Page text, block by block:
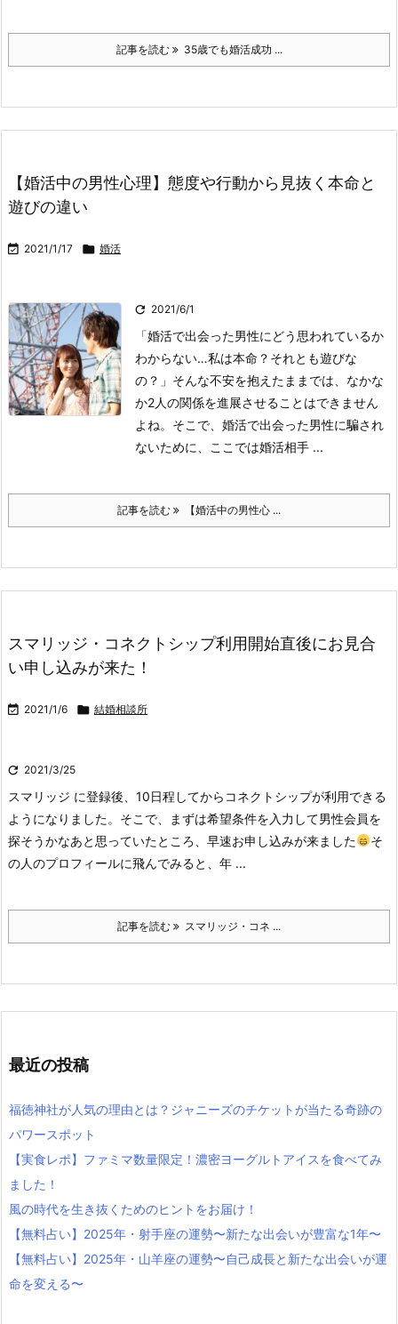
記事を読む 35歳でも婚活成功 ...
【婚活中の男性心理】態度や行動から見抜く本命と
遊びの違い
 2021/1/17  婚活
 2021/6/1
「婚活で出会った男性にどう思われているか
わからない…私は本命？それとも遊びな
の？」 そんな不安を抱えたままでは、なかな
か2人の関係を進展させることはできません
よね。そこで、婚活で出会った男性に騙され
ないために、ここでは婚活相手 ...
記事を読む 【婚活中の男性心 ...
スマリッジ・コネクトシップ利用開始直後にお見合
い申し込みが来た！
 2021/1/6  結婚相談所
 2021/3/25
スマリッジ に登録後、10日程してからコネクトシップが利用できる
ようになりました。そこで、まずは希望条件を入力して男性会員を
探そうかなあと思っていたところ、早速お申し込みが来ました
そ
の人のプロフィールに飛んでみると、年 ...
記事を読む スマリッジ・コネ ...
最近の投稿
福徳神社が人気の理由とは？ジャニーズのチケットが当たる奇跡の
パワースポット
【実食レポ】ファミマ数量限定！濃密ヨーグルトアイスを食べてみ
ました！
風の時代を生き抜くためのヒントをお届け！
【無料占い】2025年・射手座の運勢〜新たな出会いが豊富な1年〜
【無料占い】2025年・山羊座の運勢〜自己成長と新たな出会いが運
命を変える〜